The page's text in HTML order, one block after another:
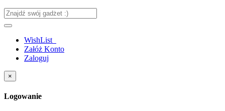
WishList
Załóż Konto
Zaloguj
×
Logowanie